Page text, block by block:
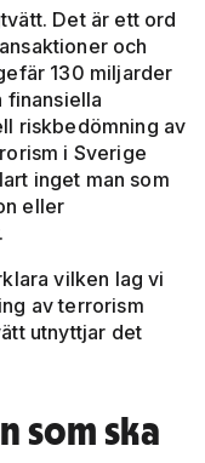
Det är ett ord
och
130 miljarder
finansiella
riskbedömning av
i Sverige
inget man som
eller
vilken lag vi
av terrorism
utnyttjar det
som ska